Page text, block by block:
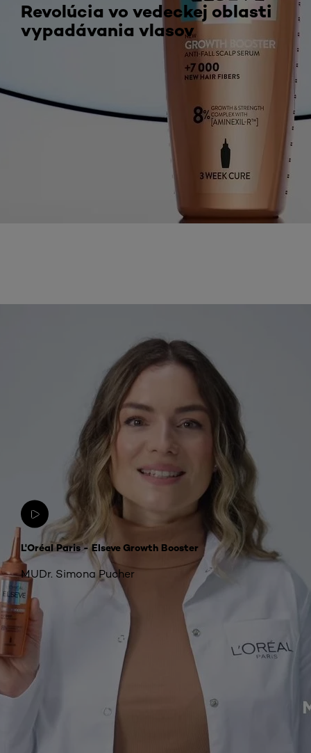
Revolúcia vo vedeckej oblasti
vypadávania vlasov
L'Oréal Paris - Elseve Growth Booster
MUDr. Simona Pucher